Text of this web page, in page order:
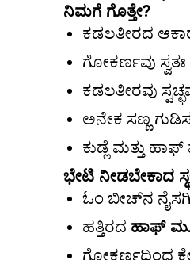
ನಿಮಗೆ ಗೊತ್ತೇ?
ಕಡಲತೀರದ
ಗೋಕರ್ಣವು ಸ್ವತಃ
ಕಡಲತೀರವು
ಅನೇಕ ಸಣ್ಣ
ಕುಡ್ಲೆ ಮತ್ತು
ಭೇಟಿ ನೀಡಬೇಕಾದ
ಓಂ ಬೀಚ್‌ನ
ಹತ್ತಿರದ ಹಾಫ್
ಗೋಕರ್ಣದಿಂದ